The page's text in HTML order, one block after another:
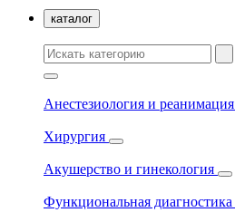
каталог
Анестезиология и реанимация
Хирургия
Акушерство и гинекология
Функциональная диагностика